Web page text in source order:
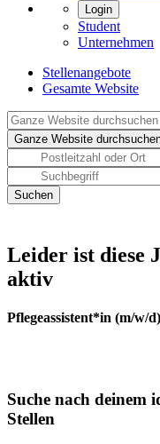
Login
Student
Unternehmen
Stellenangebote
Gesamte Website
Leider ist diese
aktiv
Pflegeassistent*in (m/w/
Suche nach deinem
Stellen